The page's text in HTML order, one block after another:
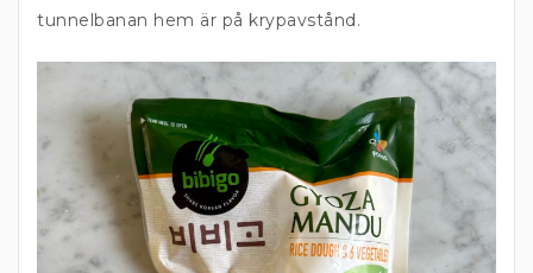
tunnelbanan hem är på krypavstånd.